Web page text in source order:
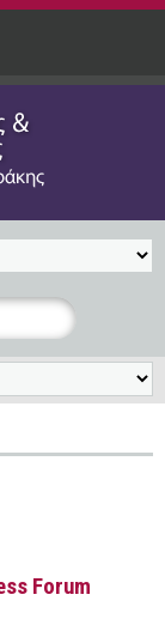
Forum